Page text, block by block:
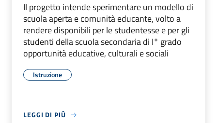
Il progetto intende sperimentare un modello di
scuola aperta e comunità educante, volto a
rendere disponibili per le studentesse e per gli
studenti della scuola secondaria di I° grado
opportunità educative, culturali e sociali
Istruzione
LEGGI DI PIÙ